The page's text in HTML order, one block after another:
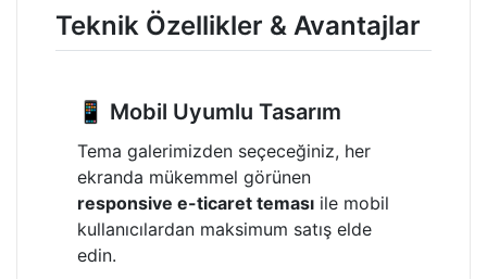
Teknik Özellikler & Avantajlar
📱 Mobil Uyumlu Tasarım
Tema galerimizden seçeceğiniz, her
ekranda mükemmel görünen
responsive e-ticaret teması ile mobil
kullanıcılardan maksimum satış elde
edin.